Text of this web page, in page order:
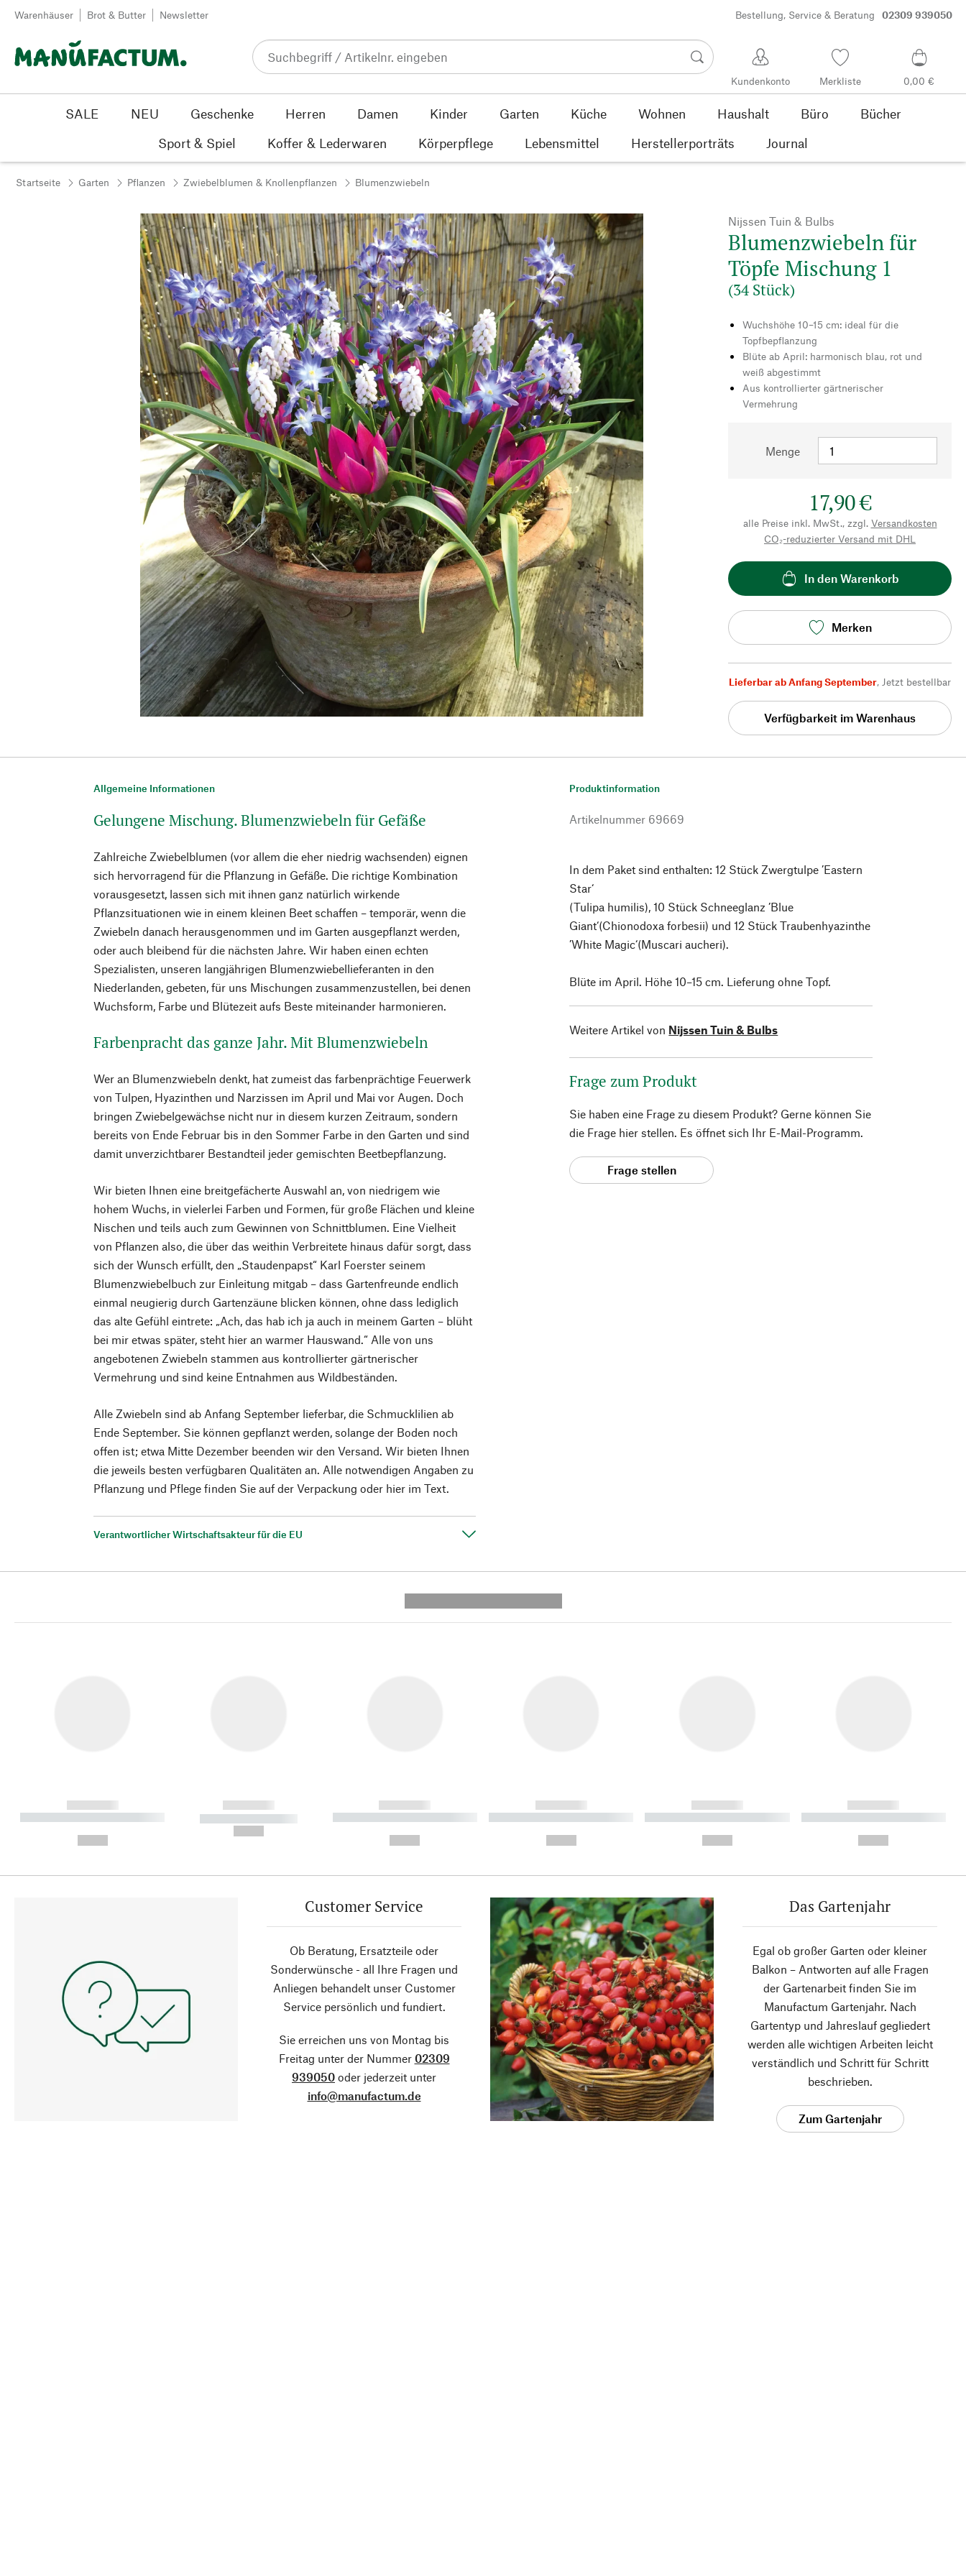
Zum Inhalt springen
Warenhäuser Brot & Butter Newsletter Bestellung, Service & Beratung 02309 939050
Kundenkonto Merkliste 0,00 €
SALE NEU Geschenke Herren Damen Kinder Garten Küche Wohnen Haushalt Büro
Bücher
Sport & Spiel
Koffer & Lederwaren Körperpflege Lebensmittel Herstellerporträts Journal
Startseite Garten Pflanzen Zwiebelblumen & Knollenpflanzen Blumenzwiebeln
Nijssen Tuin & Bulbs
Blumenzwiebeln für
Töpfe Mischung 1
(34 Stück)
Wuchshöhe 10–15 cm: ideal für die
Topfbepflanzung
Blüte ab April: harmonisch blau, rot und
weiß abgestimmt
Aus kontrollierter gärtnerischer
Vermehrung
Menge
17,90 €
alle Preise inkl. MwSt., zzgl. Versandkosten
CO₂-reduzierter Versand mit DHL
In den Warenkorb
Merken
Lieferbar ab Anfang September, Jetzt bestellbar
Verfügbarkeit im Warenhaus
Allgemeine Informationen
Gelungene Mischung. Blumenzwiebeln für Gefäße
Zahlreiche Zwiebelblumen (vor allem die eher niedrig wachsenden) eignen
sich hervorragend für die Pflanzung in Gefäße. Die richtige Kombination
vorausgesetzt, lassen sich mit ihnen ganz natürlich wirkende
Pflanzsituationen wie in einem kleinen Beet schaffen – temporär, wenn die
Zwiebeln danach herausgenommen und im Garten ausgepflanzt werden,
oder auch bleibend für die nächsten Jahre. Wir haben einen echten
Spezialisten, unseren langjährigen Blumenzwiebellieferanten in den
Niederlanden, gebeten, für uns Mischungen zusammenzustellen, bei denen
Wuchsform, Farbe und Blütezeit aufs Beste miteinander harmonieren.
Farbenpracht das ganze Jahr. Mit Blumenzwiebeln
Wer an Blumenzwiebeln denkt, hat zumeist das farbenprächtige Feuerwerk
von Tulpen, Hyazinthen und Narzissen im April und Mai vor Augen. Doch
bringen Zwiebelgewächse nicht nur in diesem kurzen Zeitraum, sondern
bereits von Ende Februar bis in den Sommer Farbe in den Garten und sind
damit unverzichtbarer Bestandteil jeder gemischten Beetbepflanzung.
Wir bieten Ihnen eine breitgefächerte Auswahl an, von niedrigem wie
hohem Wuchs, in vielerlei Farben und Formen, für große Flächen und kleine
Nischen und teils auch zum Gewinnen von Schnittblumen. Eine Vielheit
von Pflanzen also, die über das weithin Verbreitete hinaus dafür sorgt, dass
sich der Wunsch erfüllt, den „Staudenpapst“ Karl Foerster seinem
Blumenzwiebelbuch zur Einleitung mitgab – dass Gartenfreunde endlich
einmal neugierig durch Gartenzäune blicken können, ohne dass lediglich
das alte Gefühl eintrete: „Ach, das hab ich ja auch in meinem Garten – blüht
bei mir etwas später, steht hier an warmer Hauswand.“ Alle von uns
angebotenen Zwiebeln stammen aus kontrollierter gärtnerischer
Vermehrung und sind keine Entnahmen aus Wildbeständen.
Alle Zwiebeln sind ab Anfang September lieferbar, die Schmucklilien ab
Ende September. Sie können gepflanzt werden, solange der Boden noch
offen ist; etwa Mitte Dezember beenden wir den Versand. Wir bieten Ihnen
die jeweils besten verfügbaren Qualitäten an. Alle notwendigen Angaben zu
Pflanzung und Pflege finden Sie auf der Verpackung oder hier im Text.
Verantwortlicher Wirtschaftsakteur für die EU
Produktinformation
Artikelnummer 69669
In dem Paket sind enthalten: 12 Stück Zwergtulpe ’Eastern
Star‘
(Tulipa humilis), 10 Stück Schneeglanz ’Blue
Giant‘(Chionodoxa forbesii) und 12 Stück Traubenhyazinthe
’White Magic‘(Muscari aucheri).
Blüte im April. Höhe 10–15 cm. Lieferung ohne Topf.
Weitere Artikel von Nijssen Tuin & Bulbs
Frage zum Produkt
Sie haben eine Frage zu diesem Produkt? Gerne können Sie
die Frage hier stellen. Es öffnet sich Ihr E-Mail-Programm.
Frage stellen
------------
----------- ----------- ----------
------------
----------- -----------
------------
----------- ----------- ----------
------------
----------- ----------- ----------
------------
----------- ----------- ----------
------------
----------- ----------- ----------
Customer Service
Ob Beratung, Ersatzteile oder
Sonderwünsche - all Ihre Fragen und
Anliegen behandelt unser Customer
Service persönlich und fundiert.
Sie erreichen uns von Montag bis
Freitag unter der Nummer 02309
939050 oder jederzeit unter
info@manufactum.de
Das Gartenjahr
Egal ob großer Garten oder kleiner
Balkon – Antworten auf alle Fragen
der Gartenarbeit finden Sie im
Manufactum Gartenjahr. Nach
Gartentyp und Jahreslauf gegliedert
werden alle wichtigen Arbeiten leicht
verständlich und Schritt für Schritt
beschrieben.
Zum Gartenjahr